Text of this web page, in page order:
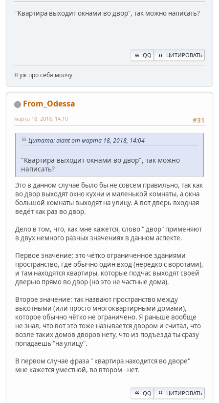
"Квартира выходит окнами во двор", так можно написать?
QQ ЦИТИРОВАТЬ
Я уж про себя молчу
From_Odessa
#31
марта 18, 2018, 14:10
Цитата: alant от марта 18, 2018, 14:04
"Квартира выходит окнами во двор", так можно
написать?
Это в данном случае было бы не совсем правильно, так как
во двор выходят окно кухни и маленькой комнаты, а окна
большой комнаты выходят на улицу. А вот дверь входная
ведёт как раз во двор.
Дело в том, что, как мне кажется, слово " двор" применяют
в двух немного разных значениях в данном аспекте.
Первое значение: это чётко ограниченное зданиями
пространство, где обычно один вход (нередко с воротами),
и там находятся квартиры, которые подчас выходят своей
дверью прямо во двор (но это не частные дома).
Второе значение: так назвают пространство между
высотными (или просто многоквартирными домами),
которое обычно чётко не ограничено. Я раньше вообще
не знал, что вот это тоже называется двором и считал, что
возле таких домов дворов нету, что из подъезда ты сразу
попадаешь "на улицу".
В первом случае фраза " квартира находится во дворе"
мне кажется уместной, во втором - нет.
QQ ЦИТИРОВАТЬ